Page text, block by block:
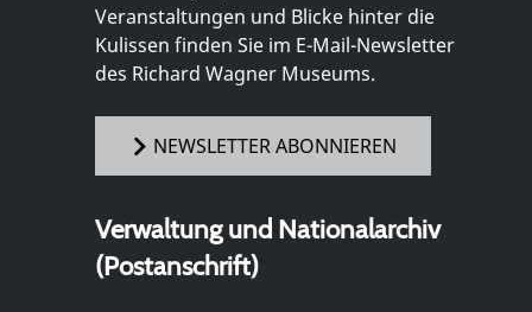
Veranstaltungen und Blicke hinter die
Kulissen finden Sie im E-Mail-Newsletter
des Richard Wagner Museums.
NEWSLETTER ABONNIEREN
Verwaltung und Nationalarchiv
(Postanschrift)